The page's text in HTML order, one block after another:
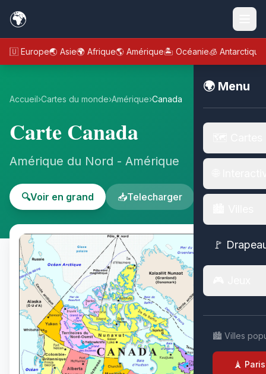
🌍
🇪🇺 Europe🌏 Asie🌍 Afrique🌎 Amérique🏝️ Océanie🧊 Antarctique
🌍 Menu
🚩
🏙️ Villes
🗼 Paris
Accueil›Cartes du monde›Amérique›Canada
Carte Canada
Amérique du Nord - Amérique
🔍Voir en grand 📥Telecharger